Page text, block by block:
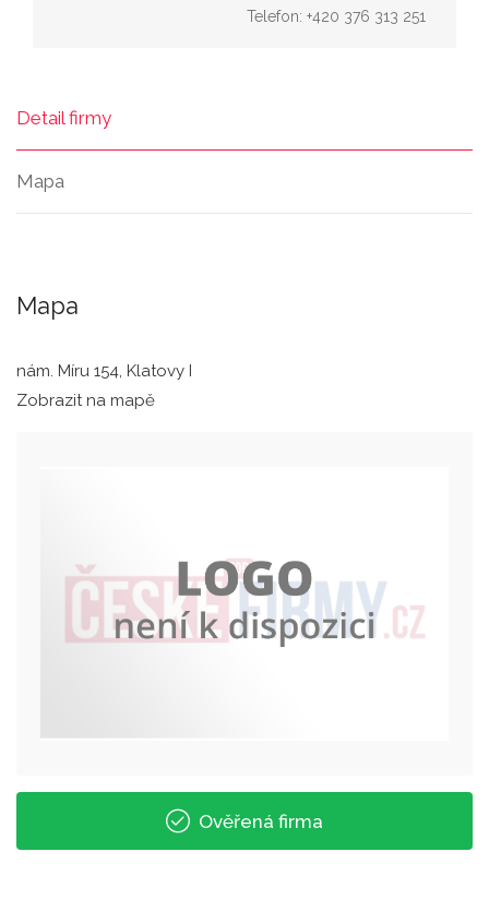
Telefon: +420 376 313 251
Detail firmy
Mapa
Mapa
nám. Míru 154, Klatovy I
Zobrazit na mapě
Ověřená firma